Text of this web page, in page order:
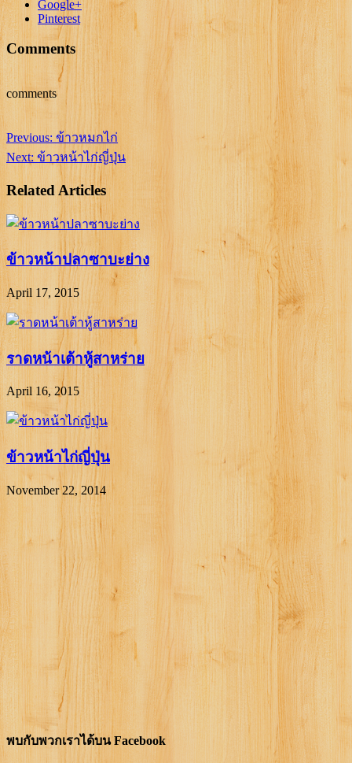
Google+
Pinterest
Comments
comments
Previous: ข้าวหมกไก่
Next: ข้าวหน้าไก่ญี่ปุ่น
Related Articles
ข้าวหน้าปลาซาบะย่าง
April 17, 2015
ราดหน้าเต้าหู้สาหร่าย
April 16, 2015
ข้าวหน้าไก่ญี่ปุ่น
November 22, 2014
พบกับพวกเราได้บน Facebook